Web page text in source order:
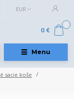
Menu
EUR
0
0 €
sacie koše